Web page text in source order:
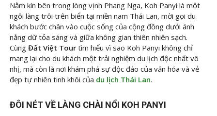
Nằm kín bên trong lòng vịnh Phang Nga, Koh Panyi là một
ngôi làng trôi trên biển tại miền nam Thái Lan, mời gọi du
khách bước chân vào cuộc sống của cộng đồng dưới ánh
nắng dữ tỏa sáng và giữa không gian thiên nhiên sạch.
Cùng Đất Việt Tour tìm hiểu vì sao Koh Panyi không chỉ
mang lại cho du khách một trải nghiệm du lịch độc nhất vô
nhị, mà còn là nơi khám phá sự độc đáo của văn hóa và vẻ
đẹp tự nhiên tinh khôi của du lịch Thái Lan.
ĐÔI NÉT VỀ LÀNG CHÀI NỔI KOH PANYI